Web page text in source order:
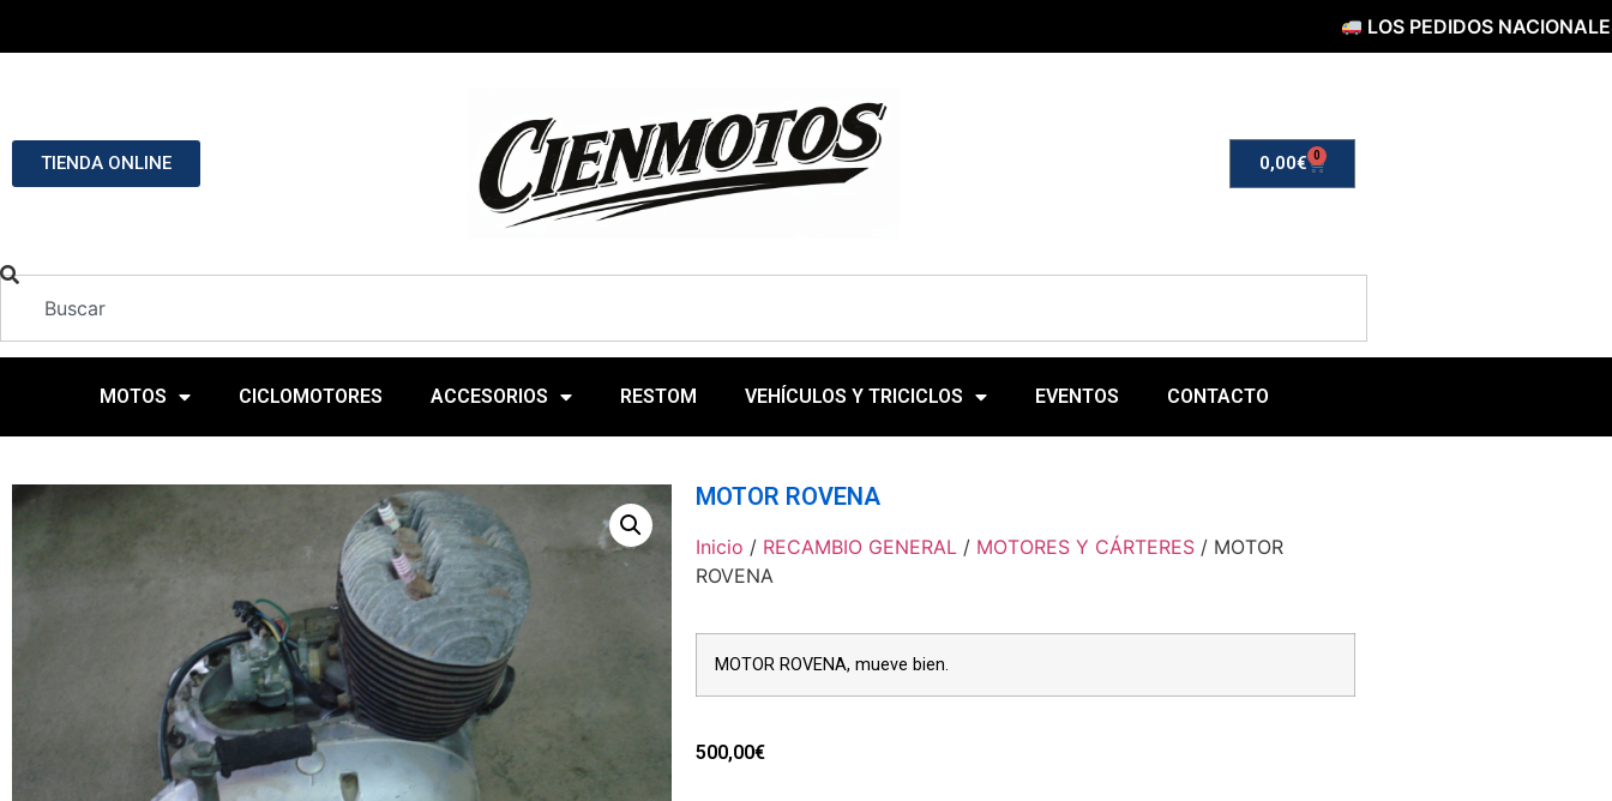
LOS PEDIDOS NACIONALES
TIENDA ONLINE 0,00€ 0
MOTOS CICLOMOTORES ACCESORIOS RESTOM VEHÍCULOS Y TRICICLOS EVENTOS CONTACTO
MOTOR ROVENA
Inicio / RECAMBIO GENERAL / MOTORES Y CÁRTERES / MOTOR
ROVENA
MOTOR ROVENA, mueve bien.
500,00€